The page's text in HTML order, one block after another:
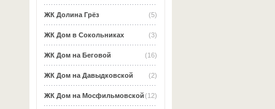
(5)
ЖК Долина Грёз
(3)
ЖК Дом в Сокольниках
(16)
ЖК Дом на Беговой
(2)
ЖК Дом на Давыдковской
(12)
ЖК Дом на Мосфильмовской